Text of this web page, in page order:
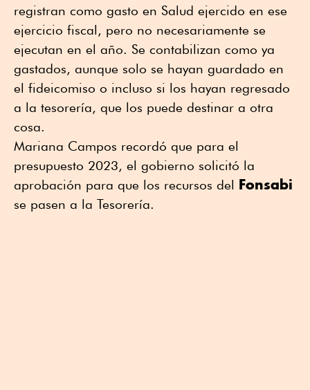
registran como gasto en Salud ejercido en ese
ejercicio fiscal, pero no necesariamente se
ejecutan en el año. Se contabilizan como ya
gastados, aunque solo se hayan guardado en
el fideicomiso o incluso si los hayan regresado
a la tesorería, que los puede destinar a otra
cosa.
Mariana Campos recordó que para el
presupuesto 2023, el gobierno solicitó la
aprobación para que los recursos del Fonsabi
se pasen a la Tesorería.